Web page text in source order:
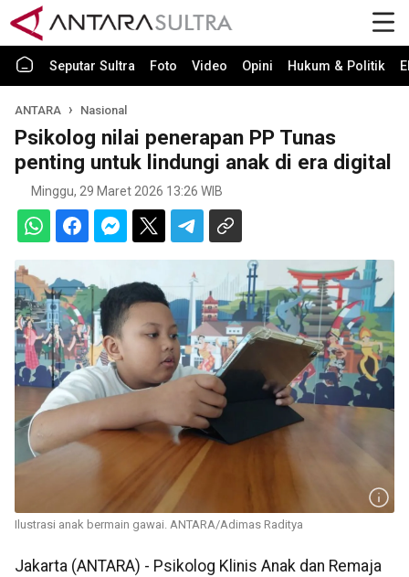
Seputar Sultra Foto Video Opini Hukum & Politik
ANTARA Nasional
Psikolog nilai penerapan PP Tunas
penting untuk lindungi anak di era digital
Minggu, 29 Maret 2026 13:26 WIB
Ilustrasi anak bermain gawai. ANTARA/Adimas Raditya
Jakarta (ANTARA) - Psikolog Klinis Anak dan Remaja